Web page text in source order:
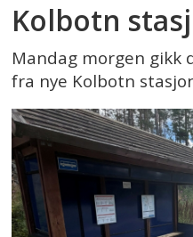
Kolbotn
Mandag morgen gikk
fra nye Kolbotn